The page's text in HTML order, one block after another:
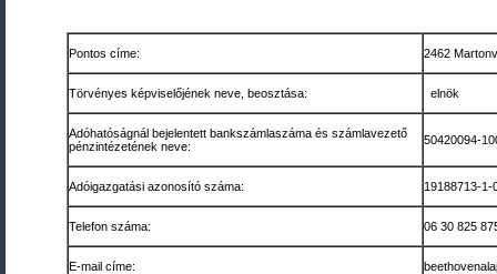
Pontos címe: 2462
Törvényes képviselőjének neve, beosztása: elnök
Adóhatóságnál bejelentett bankszámlaszáma és számlavezető
pénzintézetének neve:
50420094-
Adóigazgatási azonosító száma: 19188713-1-
Telefon száma: 06 30 825
E-mail címe: